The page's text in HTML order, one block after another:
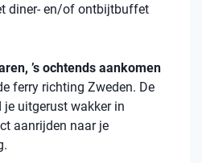
diner- en/of ontbijtbuffet
’s ochtends aankomen
ferry richting Zweden. De
uitgerust wakker in
aanrijden naar je